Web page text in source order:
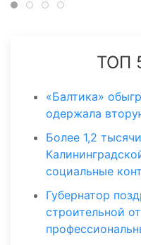
ТОП
«Балтика»
одержала
Более 1,2
социальные
Губернатор
строительной